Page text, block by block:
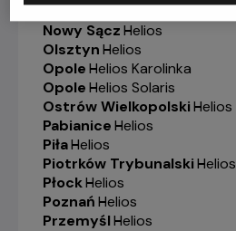
Łomża-
Helios
Nowy Sącz-
Helios
Olsztyn-
Helios
Opole-
Helios Karolinka
Opole-
Helios Solaris
Ostrów Wielkopolski-
Helios
Pabianice-
Helios
Piła-
Helios
Piotrków Trybunalski-
Helios
Płock-
Helios
Poznań-
Helios
Przemyśl-
Helios